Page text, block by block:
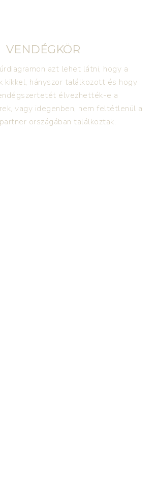
VENDÉGKÖR
azt lehet látni, hogy a
kikkel, hányszor találkozott és hogy
élvezhették-e a
vagy idegenben, nem feltétlenül a
országában találkoztak.